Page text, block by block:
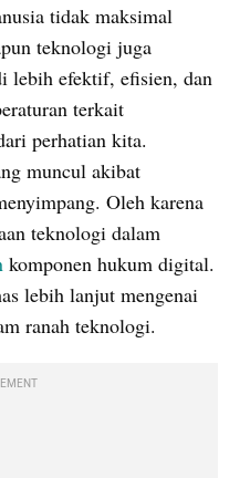
tidak maksimal
teknologi juga
lebih efektif, efisien, dan
terkait
perhatian kita.
muncul akibat
Oleh karena
teknologi dalam
komponen hukum digital.
lebih lanjut mengenai
ranah teknologi.